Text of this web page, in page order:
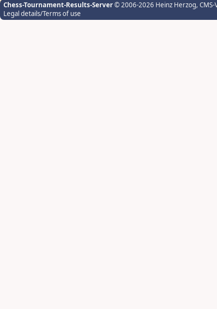
Chess-Tournament-Results-Server© 2006-2026 Heinz Herzog,
Legal details/Terms of use